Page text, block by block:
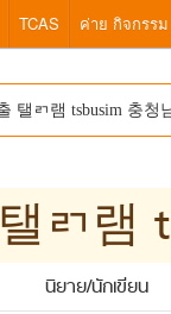
TCAS ค่าย กิจกรรม
นิยาย/นักเขียน